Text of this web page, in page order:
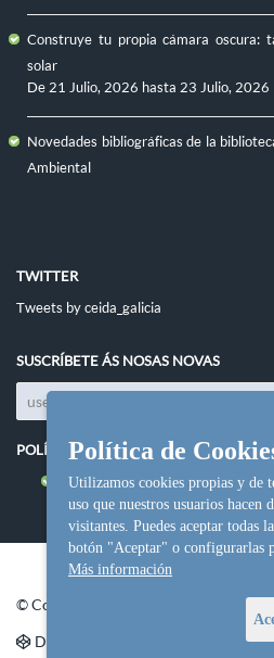
Construye tu propia cámara oscura:
solar
De 21 Julio, 2026 hasta 23 Julio, 2026
Novedades bibliográficas de la
Ambiental
TWITTER
Tweets by ceida_galicia
SUSCRÍBETE ÁS NOSAS NOVAS
POLÍTICAS DO SITIO
Política de cookies
© Copyright Ceida.
Desarrollo y diseño web
Política de
Utilizamos cookies propias y de
uso que nuestros usuarios hacen
visitantes. Puedes aceptar todas
botón "Aceptar" o configurarlas
Más información